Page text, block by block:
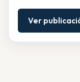
Ver